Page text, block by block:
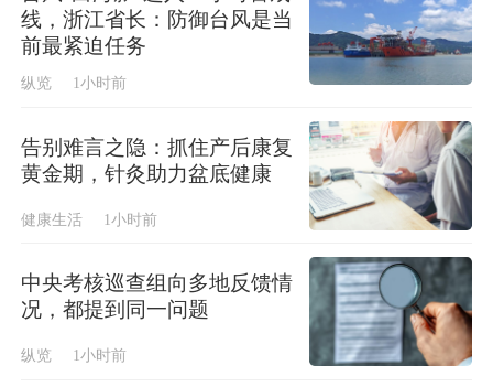
线，浙江省长：防御台风是当
前最紧迫任务
纵览 1小时前
告别难言之隐：抓住产后康复
黄金期，针灸助力盆底健康
健康生活 1小时前
中央考核巡查组向多地反馈情
况，都提到同一问题
纵览 1小时前